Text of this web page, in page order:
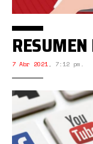
7 Abr 2021, 7:12 pm.